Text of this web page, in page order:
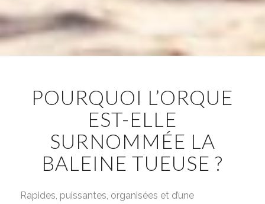
POURQUOI L’ORQUE
EST-ELLE
SURNOMMÉE LA
BALEINE TUEUSE ?
Rapides, puissantes, organisées et d’une